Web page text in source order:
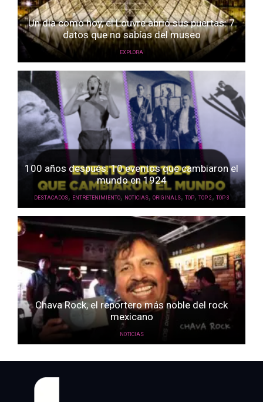
Un día como hoy, el Louvre abrió sus puertas: 7
datos que no sabías del museo
EXPLORA
100 años después: 10 eventos que cambiaron el
mundo en 1924
DESTACADOS, ENTRETENIMIENTO, NOTICIAS, ORIGINALS, TOP, TOP 2 , TOP 3
Chava Rock, el reportero más noble del rock
mexicano
NOTICIAS